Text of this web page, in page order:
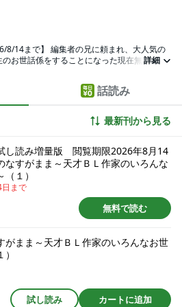
8/14まで】 編集者の兄に頼まれ、大人気の
お世話係をすることになった現在無職の松
こんなことまで業務の一環だなんて聞いて
るうちに、先生の熱が流れ込んできて……
なすがまま……！？ いじわるドＳ
ま！？ 秘密のお世話ラブ！【分冊版１～４
詳細
話読み
最新刊から見る
し読み増量版 閲覧期限2026年8月14
なすがまま～天才ＢＬ作家のいろんな
１）
まで
無料で読む
がまま～天才ＢＬ作家のいろんなお世
試し読み カートに追加